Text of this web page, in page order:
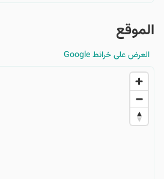
الموقع
العرض على خرائط Google